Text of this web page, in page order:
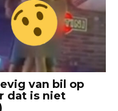
van bil op
dat is niet